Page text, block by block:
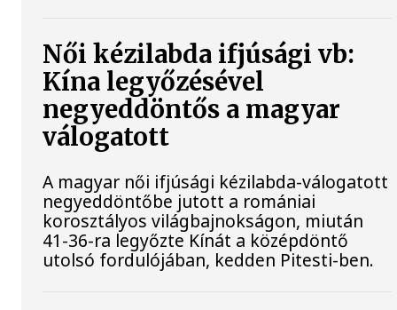
Női kézilabda ifjúsági vb:
Kína legyőzésével
negyeddöntős a magyar
válogatott
A magyar női ifjúsági kézilabda-válogatott
negyeddöntőbe jutott a romániai
korosztályos világbajnokságon, miután
41-36-ra legyőzte Kínát a középdöntő
utolsó fordulójában, kedden Pitesti-ben.